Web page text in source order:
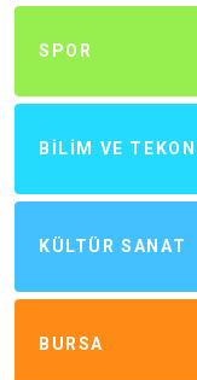
SPOR
BILIM VE
KÜLTÜR SANAT
BURSA